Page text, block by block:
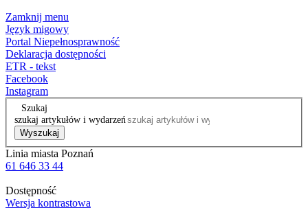
Zamknij menu
Język migowy
Portal Niepełnosprawność
Deklaracja dostępności
ETR - tekst
Facebook
Instagram
Szukaj
szukaj artykułów i wydarzeń
Wyszukaj
Linia miasta Poznań
61 646 33 44
Dostępność
Wersja kontrastowa